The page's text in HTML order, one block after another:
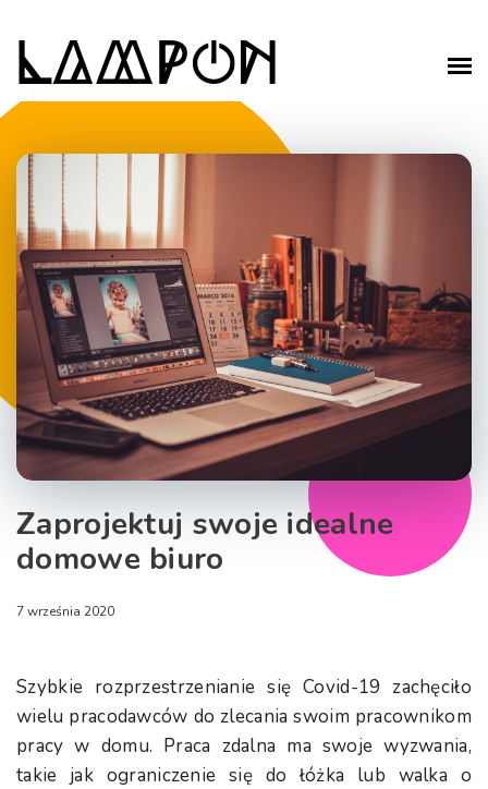
Zaprojektuj swoje idealne
domowe biuro
7 września 2020
Szybkie rozprzestrzenianie się Covid-19 zachęciło
wielu pracodawców do zlecania swoim pracownikom
pracy w domu. Praca zdalna ma swoje wyzwania,
takie jak ograniczenie się do łóżka lub walka o